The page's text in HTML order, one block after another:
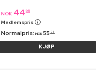
NOK 44 95
Medlemspris
Normalpris: NOK 55 95
KJØP